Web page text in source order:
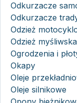
Odkurzacze
Odkurzacze
Odzież
Odzież myśliwska
Ogrodzenia i
Okapy
Oleje
Oleje silnikowe